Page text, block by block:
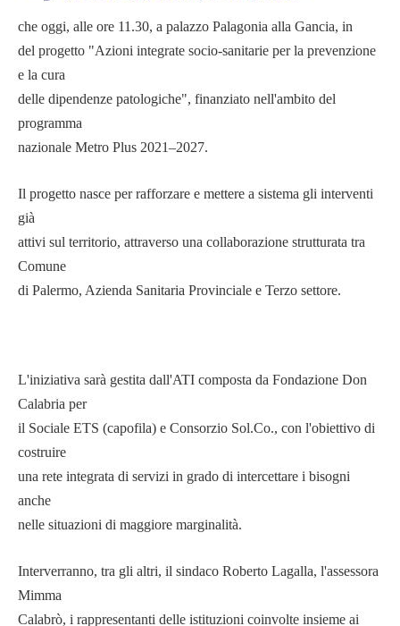
che oggi, alle ore 11.30, a palazzo Palagonia alla Gancia, in
del progetto "Azioni integrate socio-sanitarie per la prevenzione
e la cura
delle dipendenze patologiche", finanziato nell'ambito del
programma
nazionale Metro Plus 2021–2027.
Il progetto nasce per rafforzare e mettere a sistema gli interventi
già
attivi sul territorio, attraverso una collaborazione strutturata tra
Comune
di Palermo, Azienda Sanitaria Provinciale e Terzo settore.
L'iniziativa sarà gestita dall'ATI composta da Fondazione Don
Calabria per
il Sociale ETS (capofila) e Consorzio Sol.Co., con l'obiettivo di
costruire
una rete integrata di servizi in grado di intercettare i bisogni
anche
nelle situazioni di maggiore marginalità.
Interverranno, tra gli altri, il sindaco Roberto Lagalla, l'assessora
Mimma
Calabrò, i rappresentanti delle istituzioni coinvolte insieme ai